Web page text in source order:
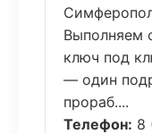
Выполняем
ключ под
— один
прораб....
Телефон: 8